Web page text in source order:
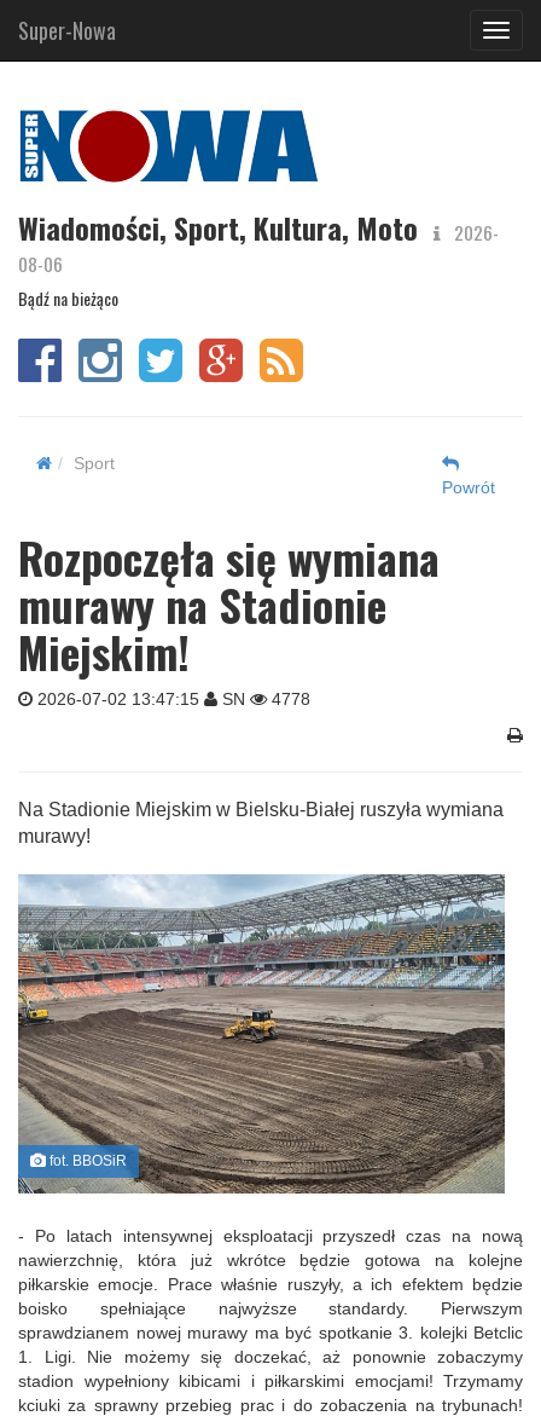
Super-Nowa
Wiadomości, Sport, Kultura, Moto
2026-
08-06
Bądź na bieżąco
Sport
Powrót
Rozpoczęła się wymiana
murawy na Stadionie
Miejskim!
2026-07-02 13:47:15 SN 4778
Na Stadionie Miejskim w Bielsku-Białej ruszyła wymiana
murawy!
fot. BBOSiR
- Po latach intensywnej eksploatacji przyszedł czas na nową
nawierzchnię, która już wkrótce będzie gotowa na kolejne
piłkarskie emocje. Prace właśnie ruszyły, a ich efektem będzie
boisko spełniające najwyższe standardy. Pierwszym
sprawdzianem nowej murawy ma być spotkanie 3. kolejki Betclic
1. Ligi. Nie możemy się doczekać, aż ponownie zobaczymy
stadion wypełniony kibicami i piłkarskimi emocjami! Trzymamy
kciuki za sprawny przebieg prac i do zobaczenia na trybunach!